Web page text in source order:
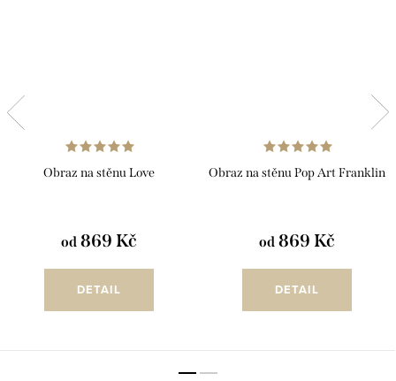
Obraz na stěnu Love
od 869 Kč
DETAIL
Obraz na stěnu Pop Art Franklin
od 869 Kč
DETAIL